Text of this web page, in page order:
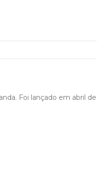
Foi lançado em abril de